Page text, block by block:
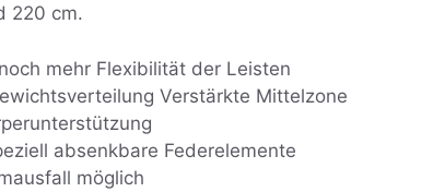
220 cm.
mehr Flexibilität der Leisten
Verstärkte Mittelzone
absenkbare Federelemente
möglich